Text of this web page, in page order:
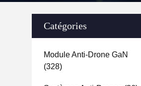
Catégories
Module Anti-Drone GaN
(328)